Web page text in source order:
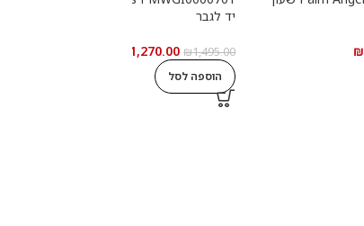
₪
יד לגבר
₪1,495.00
1,270.00
הוספה לסל